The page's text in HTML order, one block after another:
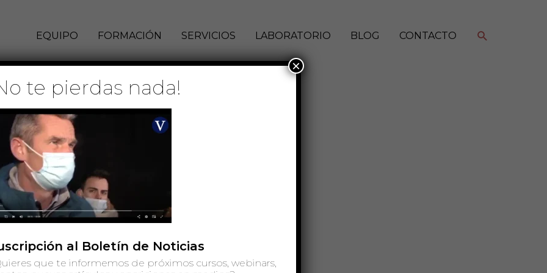
EQUIPO FORMACIÓN SERVICIOS LABORATORIO BLOG CONTACTO Buscar
01-21 a las 15.49.05
de enero de 2022
te pierdas nada!
al Boletín de Noticias
que te informemos de próximos cursos, webinars,
×